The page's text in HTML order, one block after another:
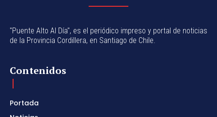
"Puente Alto Al Día", es el periódico impreso y portal de noticias
de la Provincia Cordillera, en Santiago de Chile.
Contenidos
Portada